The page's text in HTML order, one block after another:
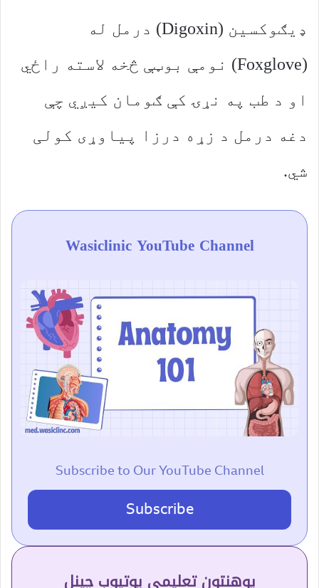
ډیګوکسین (Digoxin) درمل له
(Foxglove) نومې بوټې څخه لاسته راځي
او د طب په نړۍ کې ګومان کیږي چې
دغه درمل د زړه درزا پیاوړی کولی
شي.
Wasiclinic YouTube Channel
Subscribe to Our YouTube Channel
Subscribe
پوهنتون تعلیمي یوتیوب چینل